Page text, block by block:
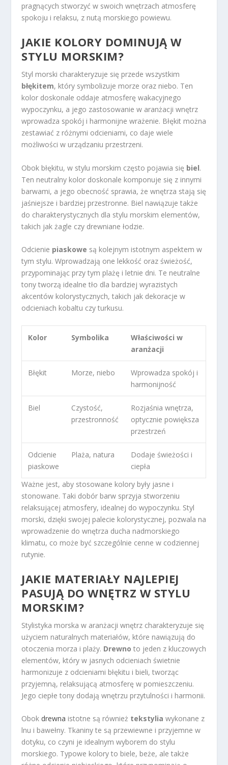
pragnących stworzyć w swoich wnętrzach atmosferę
spokoju i relaksu, z nutą morskiego powiewu.
JAKIE KOLORY DOMINUJĄ W
STYLU MORSKIM?
Styl morski charakteryzuje się przede wszystkim
błękitem, który symbolizuje morze oraz niebo. Ten
kolor doskonale oddaje atmosferę wakacyjnego
wypoczynku, a jego zastosowanie w aranżacji wnętrz
wprowadza spokój i harmonijne wrażenie. Błękit można
zestawiać z różnymi odcieniami, co daje wiele
możliwości w urządzaniu przestrzeni.
Obok błękitu, w stylu morskim często pojawia się biel.
Ten neutralny kolor doskonale komponuje się z innymi
barwami, a jego obecność sprawia, że wnętrza stają się
jaśniejsze i bardziej przestronne. Biel nawiązuje także
do charakterystycznych dla stylu morskim elementów,
takich jak żagle czy drewniane łodzie.
Odcienie piaskowe są kolejnym istotnym aspektem w
tym stylu. Wprowadzają one lekkość oraz świeżość,
przypominając przy tym plażę i letnie dni. Te neutralne
tony tworzą idealne tło dla bardziej wyrazistych
akcentów kolorystycznych, takich jak dekoracje w
odcieniach kobaltu czy turkusu.
Kolor Symbolika
Właściwości w
aranżacji
Błękit Morze, niebo
Wprowadza spokój i
harmonijność
Biel
Czystość,
przestronność
Rozjaśnia wnętrza,
optycznie powiększa
przestrzeń
Odcienie
piaskowe
Plaża, natura
Dodaje świeżości i
ciepła
Ważne jest, aby stosowane kolory były jasne i
stonowane. Taki dobór barw sprzyja stworzeniu
relaksującej atmosfery, idealnej do wypoczynku. Styl
morski, dzięki swojej palecie kolorystycznej, pozwala na
wprowadzenie do wnętrza ducha nadmorskiego
klimatu, co może być szczególnie cenne w codziennej
rutynie.
JAKIE MATERIAŁY NAJLEPIEJ
PASUJĄ DO WNĘTRZ W STYLU
MORSKIM?
Stylistyka morska w aranżacji wnętrz charakteryzuje się
użyciem naturalnych materiałów, które nawiązują do
otoczenia morza i plaży. Drewno to jeden z kluczowych
elementów, który w jasnych odcieniach świetnie
harmonizuje z odcieniami błękitu i bieli, tworząc
przyjemną, relaksującą atmosferę w pomieszczeniu.
Jego ciepłe tony dodają wnętrzu przytulności i harmonii.
Obok drewna istotne są również tekstylia wykonane z
lnu i bawełny. Tkaniny te są przewiewne i przyjemne w
dotyku, co czyni je idealnym wyborem do stylu
morskiego. Typowe kolory to biele, beże, ale także